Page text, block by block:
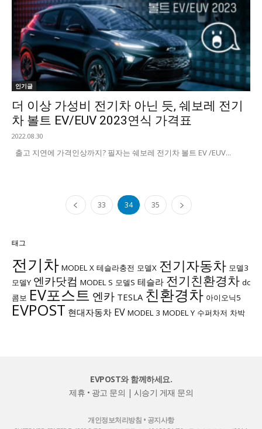
인기글
더 이상 가성비 전기차 아닌 듯, 쉐보레 전기
차 볼트 EV/EUV 2023연식 가격표
2022.08.30
출고 지연에 가격인상까지? 필자는 쉐보레 전기차 볼트 EV /EUV...
33 34 35
태그
전기차 MODEL X 테슬라충전 모델X 전기자동차 모델3
모델Y 엔카닷컴 MODEL S 모델S 테슬라 전기친환경차 dc
콤보 EV포스트 엔카 TESLA 친환경차 아이오닉5
EVPOST 현대자동차 EV MODEL 3 MODEL Y 수퍼차저 차박
EVPOST와 함께하세요.
제휴 • 광고 문의 | 시승기 게재 문의
개인정보처리방침 • 공지사항